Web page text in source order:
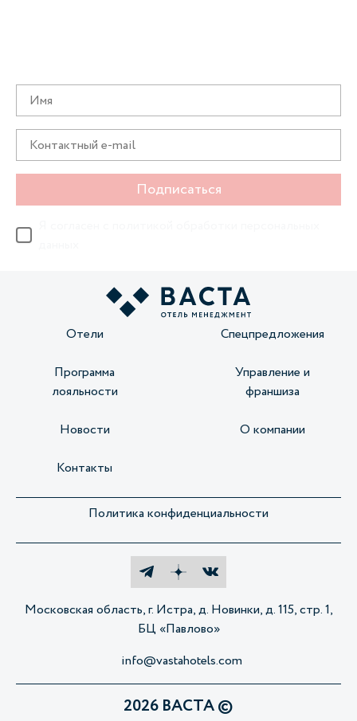
Подписаться
Отели Спецпредложения
Программа
лояльности
Управление и
франшиза
Новости О компании
Контакты
Политика конфиденциальности
Московская область, г. Истра, д. Новинки, д. 115, стр. 1,
БЦ «Павлово»
info@vastahotels.com
2026 ВАСТА ©